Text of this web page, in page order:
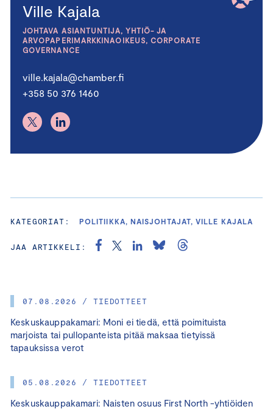
07.08.2026 / TIEDOTTEET
Keskuskauppakamari: Moni ei tiedä, että poimituista
marjoista tai pullopanteista pitää maksaa tietyissä
tapauksissa verot
05.08.2026 / TIEDOTTEET
Keskuskauppakamari: Naisten osuus First North -yhtiöiden
Ville Kajala
JOHTAVA ASIANTUNTIJA, YHTIÖ- JA
ARVOPAPERIMARKKINAOIKEUS, CORPORATE
GOVERNANCE
ville.kajala@chamber.fi
+358 50 376 1460
KATEGORIAT: POLITIIKKA, NAISJOHTAJAT, VILLE KAJALA
JAA ARTIKKELI: